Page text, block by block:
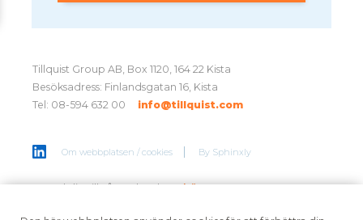
Tillquist Group AB, Box 1120, 164 22 Kista
Besöksadress: Finlandsgatan 16, Kista
Tel: 08-594 632 00
info@tillquist.com
Om webbplatsen / cookies By Sphinxly
Anmäl dig till vårt nyhetsbrevhär